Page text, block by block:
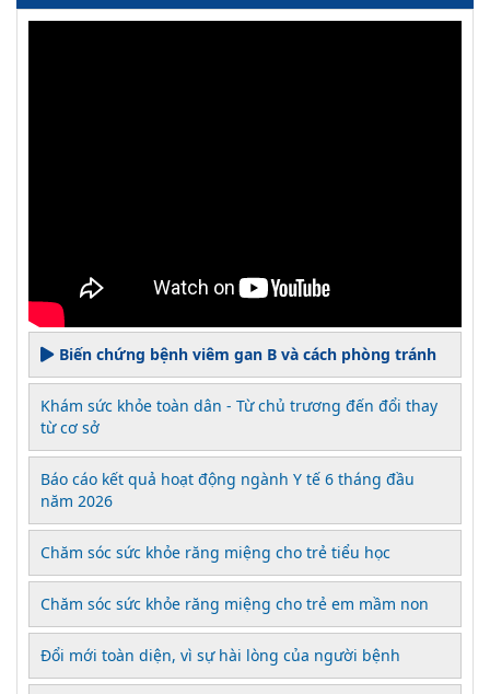
Biến chứng bệnh viêm gan B và cách phòng tránh
Khám sức khỏe toàn dân - Từ chủ trương đến đổi thay
từ cơ sở
Báo cáo kết quả hoạt động ngành Y tế 6 tháng đầu
năm 2026
Chăm sóc sức khỏe răng miệng cho trẻ tiểu học
Chăm sóc sức khỏe răng miệng cho trẻ em mầm non
Đổi mới toàn diện, vì sự hài lòng của người bệnh